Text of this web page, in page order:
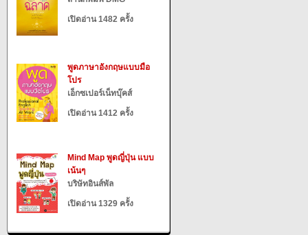
เปิดอ่าน 1482 ครั้ง
พูดภาษาอังกฤษแบบมือ
โปร
เอ็กซเปอร์เน็ทบุ๊คส์
เปิดอ่าน 1412 ครั้ง
Mind Map พูดญี่ปุ่น แบบ
เน้นๆ
บริษัทอินส์พัล
เปิดอ่าน 1329 ครั้ง